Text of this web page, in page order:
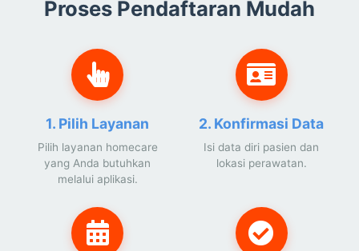
Proses Pendaftaran Mudah
1. Pilih Layanan
Pilih layanan homecare
yang Anda butuhkan
melalui aplikasi.
2. Konfirmasi Data
Isi data diri pasien dan
lokasi perawatan.